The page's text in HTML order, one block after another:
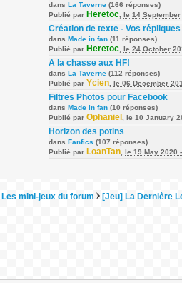
dans La Taverne (166 réponses)
Publié par Heretoc le 14 September
Création de texte - Vos
dans Made in fan (11 réponses)
Publié par Heretoc le 24 October
A la chasse aux HF!
dans La Taverne (112 réponses)
Publié par Ycien le 06 December
Filtres Photos pour Facebook
dans Made in fan (10 réponses)
Publié par Ophaniel le 10 January
Horizon des potins
dans Fanfics (107 réponses)
Publié par LoanTan le 19 May 2020
Les mini-jeux du forum [Jeu] La Dernière